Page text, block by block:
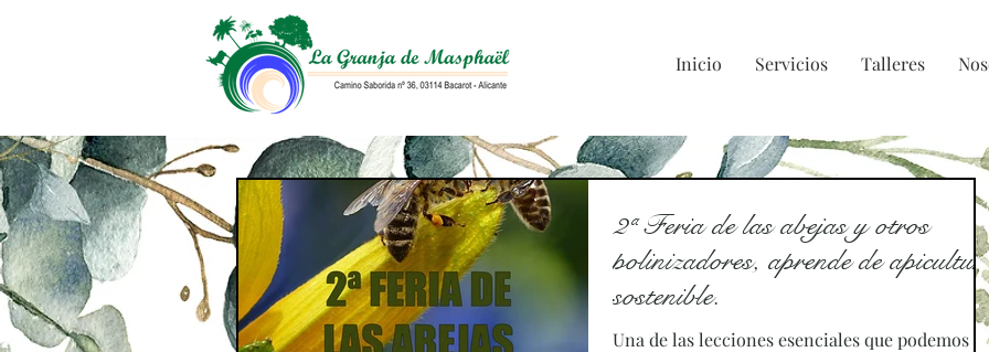
Inicio Servicios Talleres
2ª Feria de las abejas y otros
polinizadores, aprende de
sostenible.
Una de las lecciones esenciales que podemos